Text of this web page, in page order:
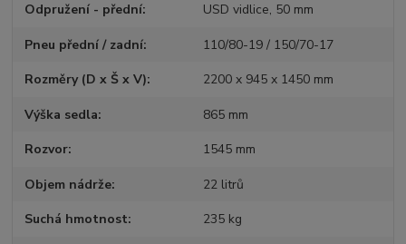
Odpružení - přední USD vidlice, 50 mm
Pneu přední / zadní 110/80-19 / 150/70-17
Rozměry (D x Š x V) 2200 x 945 x 1450 mm
Výška sedla 865 mm
Rozvor 1545 mm
Objem nádrže 22 litrů
Suchá hmotnost 235 kg